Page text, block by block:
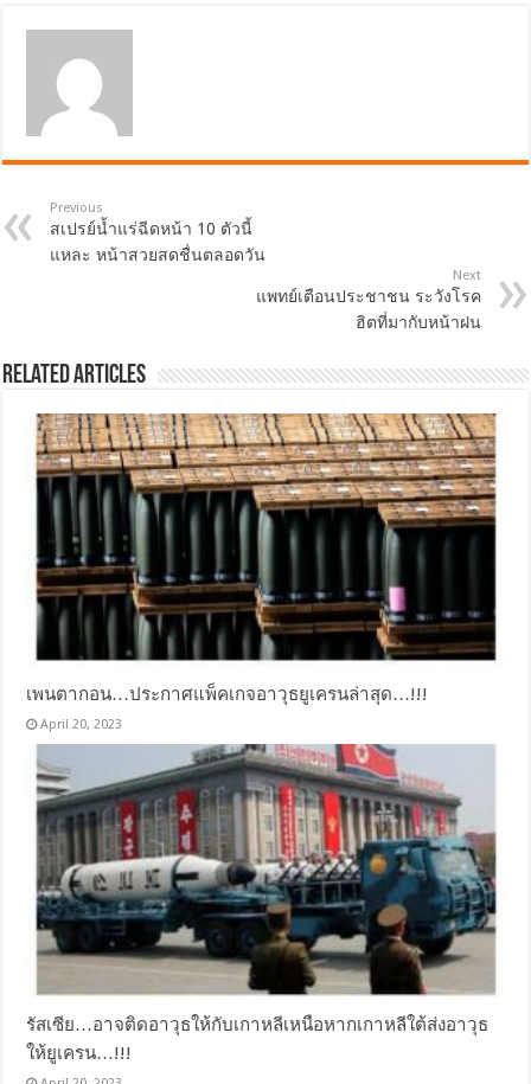
Previous
สเปรย์น้ำแร่ฉีดหน้า 10 ตัวนี้
แหละ หน้าสวยสดชื่นตลอดวัน
Next
แพทย์เตือนประชาชน ระวังโรค
ฮิตที่มากับหน้าฝน
Related Articles
เพนตากอน…ประกาศแพ็คเกจอาวุธยูเครนล่าสุด…!!!
April 20, 2023
รัสเซีย…อาจติดอาวุธให้กับเกาหลีเหนือหากเกาหลีใต้ส่งอาวุธ
ให้ยูเครน…!!!